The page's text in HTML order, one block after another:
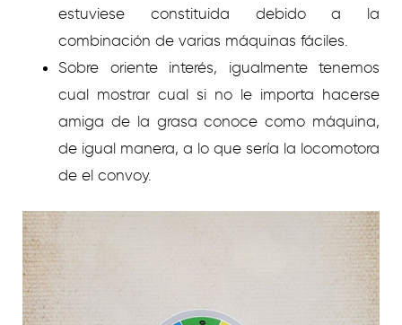
estuviese constituida debido a la
combinación de varias máquinas fáciles.
Sobre oriente interés, igualmente tenemos
cual mostrar cual si no le importa hacerse
amiga de la grasa conoce como máquina,
de igual manera, a lo que sería la locomotora
de el convoy.